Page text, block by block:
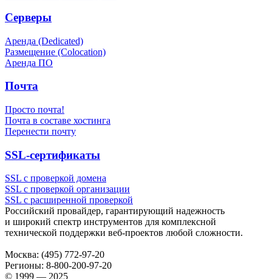
Серверы
Аренда (Dedicated)
Размещение (Colocation)
Аренда ПО
Почта
Просто почта!
Почта в составе хостинга
Перенести почту
SSL-сертификаты
SSL с проверкой домена
SSL с проверкой организации
SSL с расширенной проверкой
Российский провайдер, гарантирующий надежность
и широкий спектр инструментов для комплексной
технической поддержки веб-проектов любой сложности.
Москва: (495) 772-97-20
Регионы: 8-800-200-97-20
© 1999 — 2025